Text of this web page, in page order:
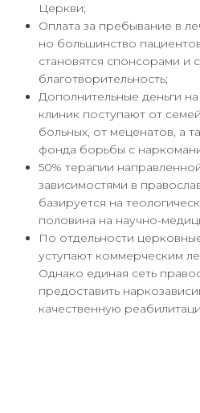
Церкви;
Оплата за пребывание в
но большинство
становятся спонсорами и
благотворительность;
Дополнительные деньги
клиник поступают от
больных, от меценатов, а
фонда борьбы с
50% терапии
зависимостями в
базируется на
половина на научно-
По отдельности
уступают коммерческим
Однако единая сеть
предоставить
качественную